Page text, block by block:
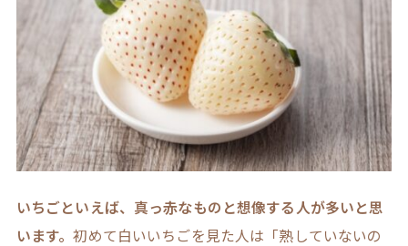
いちごといえば、真っ赤なものと想像する人が多いと思
います。初めて白いいちごを見た人は「熟していないの